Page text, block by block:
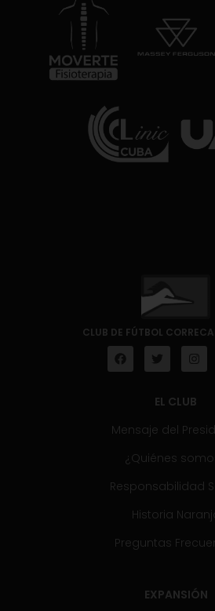
CLUB DE FÚTBOL
EL CLUB
Mensaje del
¿Quiénes
Responsabilidad
Historia
Preguntas
EXPANSIÓN